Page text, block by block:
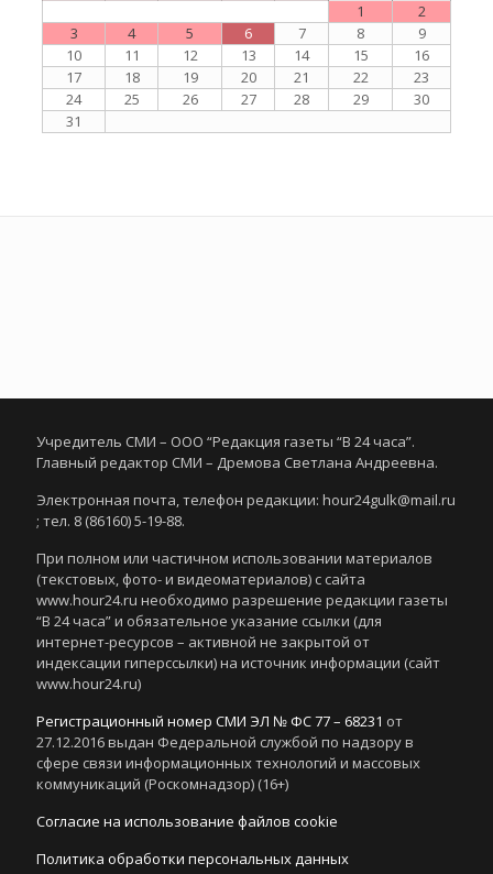
1
2
3
4 5 6 7 8
9
10
11 12 13 14 15
16
17
18 19 20 21 22
23
24
25 26 27 28 29
30
31
Учредитель СМИ – ООО “Редакция газеты “В 24 часа”.
Главный редактор СМИ – Дремова Светлана Андреевна.
Электронная почта, телефон редакции: hour24gulk@mail.ru
; тел. 8 (86160) 5-19-88.
При полном или частичном использовании материалов
(текстовых, фото- и видеоматериалов) с сайта
www.hour24.ru необходимо разрешение редакции газеты
“В 24 часа” и обязательное указание ссылки (для
интернет-ресурсов – активной не закрытой от
индексации гиперссылки) на источник информации (сайт
www.hour24.ru)
Регистрационный номер СМИ ЭЛ № ФС 77 – 68231 от
27.12.2016 выдан Федеральной службой по надзору в
сфере связи информационных технологий и массовых
коммуникаций (Роскомнадзор) (16+)
Согласие на использование файлов cookie
Политика обработки персональных данных